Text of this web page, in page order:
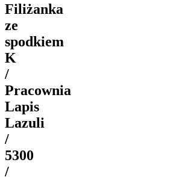
Filiżanka
ze
spodkiem
K
/
Pracownia
Lapis
Lazuli
/
5300
/